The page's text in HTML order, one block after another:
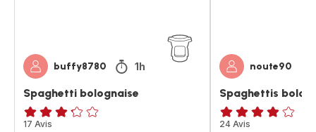
buffy8780 1h
Spaghetti bolognaise
ratings.3.2
17 Avis
noute90
Spaghettis
Avis
24 Avis